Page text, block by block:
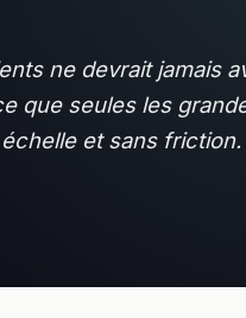
ne devrait jamais
que seules les
et sans friction.